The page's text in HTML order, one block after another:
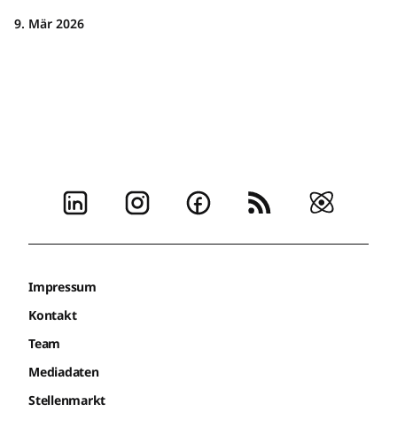
9. Mär 2026
Impressum
Kontakt
Team
Mediadaten
Stellenmarkt